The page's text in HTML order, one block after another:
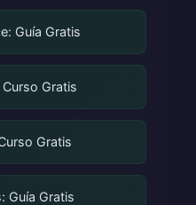
Guía Gratis
Gratis
Gratis
Guía Gratis